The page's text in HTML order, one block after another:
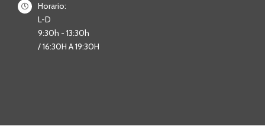
Horario:
L-D
9:30h - 13:30h
/ 16:30H A 19:30H